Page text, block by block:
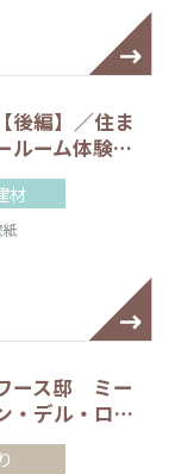
後編】／住ま
ルーム体験…
材
ース邸 ミー
・デル・ロ…